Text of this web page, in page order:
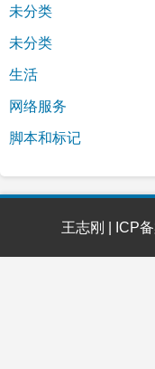
未分类
未分类
生活
网络服务
脚本和标记
王志刚 | ICP